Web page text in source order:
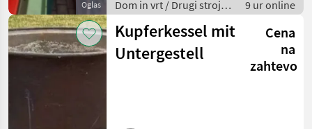
Oglas
Dom in vrt / Drugi stroji
za dom in vrt
9 ur online
Kupferkessel mit
Untergestell
Cena
na
zahtevo